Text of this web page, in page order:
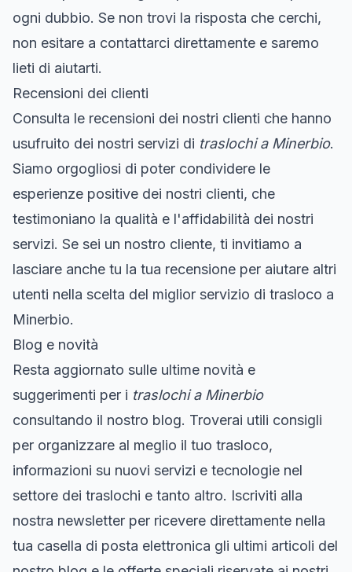
ogni dubbio. Se non trovi la risposta che cerchi,
non esitare a contattarci direttamente e saremo
lieti di aiutarti.
Recensioni dei clienti
Consulta le recensioni dei nostri clienti che hanno
usufruito dei nostri servizi di traslochi a Minerbio.
Siamo orgogliosi di poter condividere le
esperienze positive dei nostri clienti, che
testimoniano la qualità e l'affidabilità dei nostri
servizi. Se sei un nostro cliente, ti invitiamo a
lasciare anche tu la tua recensione per aiutare altri
utenti nella scelta del miglior servizio di trasloco a
Minerbio.
Blog e novità
Resta aggiornato sulle ultime novità e
suggerimenti per i traslochi a Minerbio
consultando il nostro blog. Troverai utili consigli
per organizzare al meglio il tuo trasloco,
informazioni su nuovi servizi e tecnologie nel
settore dei traslochi e tanto altro. Iscriviti alla
nostra newsletter per ricevere direttamente nella
tua casella di posta elettronica gli ultimi articoli del